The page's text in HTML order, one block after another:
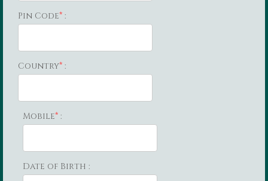
Pin Code* :
Country* :
Mobile* :
Date of Birth :